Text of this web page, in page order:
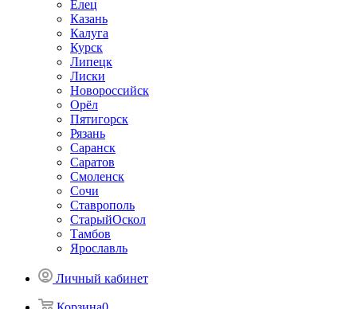
Елец
Казань
Калуга
Курск
Липецк
Лиски
Новороссийск
Орёл
Пятигорск
Рязань
Саранск
Саратов
Смоленск
Сочи
Ставрополь
СтарыйОскол
Тамбов
Ярославль
Личный кабинет